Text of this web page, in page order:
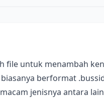
file untuk menambah
biasanya berformat
jenisnya antara